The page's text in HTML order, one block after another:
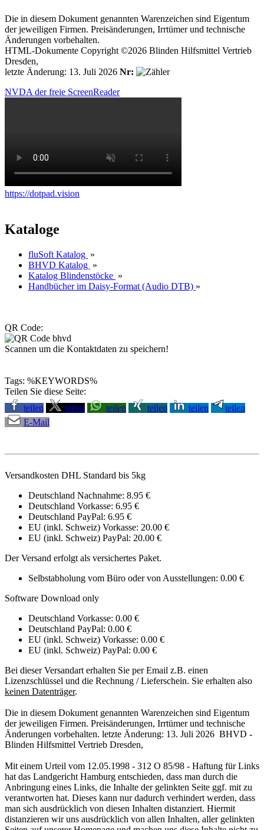
Die in diesem Dokument genannten Warenzeichen sind Eigentum
der jeweiligen Firmen. Preisänderungen, Irrtümer und technische
Änderungen vorbehalten.
HTML-Dokumente Copyright ©2026 Blinden Hilfsmittel Vertrieb
Dresden,
letzte Änderung: 13. Juli 2026 Nr:
NVDA der freie ScreenReader
https://dotpad.vision
Kataloge
fluSoft Katalog »
BHVD Katalog »
Katalog Blindenstöcke »
Handbücher im Daisy-Format (Audio DTB) »
QR Code:
Scannen um die Kontaktdaten zu speichern!
Tags: %KEYWORDS%
Teilen Sie diese Seite:
teilen
teilen teilen teilen teilen
teilen
E-Mail
Versandkosten DHL Standard bis 5kg
Deutschland Nachnahme: 8.95 €
Deutschland Vorkasse: 6.95 €
Deutschland PayPal: 6.95 €
EU (inkl. Schweiz) Vorkasse: 20.00 €
EU (inkl. Schweiz) PayPal: 20.00 €
Der Versand erfolgt als versichertes Paket.
Selbstabholung vom Büro oder von Ausstellungen: 0.00 €
Software Download only
Deutschland Vorkasse: 0.00 €
Deutschland PayPal: 0.00 €
EU (inkl. Schweiz) Vorkasse: 0.00 €
EU (inkl. Schweiz) PayPal: 0.00 €
Bei dieser Versandart erhalten Sie per Email z.B. einen
Lizenzschlüssel und die Rechnung / Lieferschein. Sie erhalten also
keinen Datenträger.
Die in diesem Dokument genannten Warenzeichen sind Eigentum
der jeweiligen Firmen. Preisänderungen, Irrtümer und technische
Änderungen vorbehalten. letzte Änderung: 13. Juli 2026 BHVD -
Blinden Hilfsmittel Vertrieb Dresden,
Mit einem Urteil vom 12.05.1998 - 312 O 85/98 - Haftung für Links
hat das Landgericht Hamburg entschieden, dass man durch die
Anbringung eines Links, die Inhalte der gelinkten Seite ggf. mit zu
verantworten hat. Dieses kann nur dadurch verhindert werden, dass
man sich ausdrücklich von diesen Inhalten distanziert. Hiermit
distanzieren wir uns ausdrücklich von allen Inhalten, aller gelinkten